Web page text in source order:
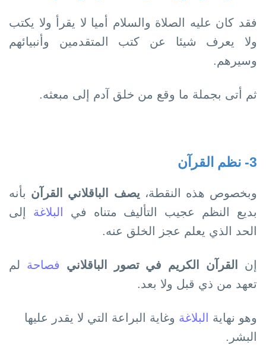
فقد كان عليه الصلاة والسلام أميا لا يقرأ ولا يكتب
ولا يعرف شيئا عن كتب المتقدمين وأنبيائھم
وسيرھم.
ثم أتى بجملة ما وقع من خلق آدم إلى مبعثه.
3- نظم القرآن
وبخصوص ھذه النقطة، يصف الباقلاني القرآن بأنه
بديع النظم عجيب التأليف متناه في البلاغة إلى
الحد الذي يعلم عجز الخلق عنه.
إن القرآن الكريم في تصور الباقلاني فصاحة لم
تعھد من ذي قبل ولا بعد.
وھو نھاية البلاغة وغاية البراعة التي لا يقدر عليھا
البشر.